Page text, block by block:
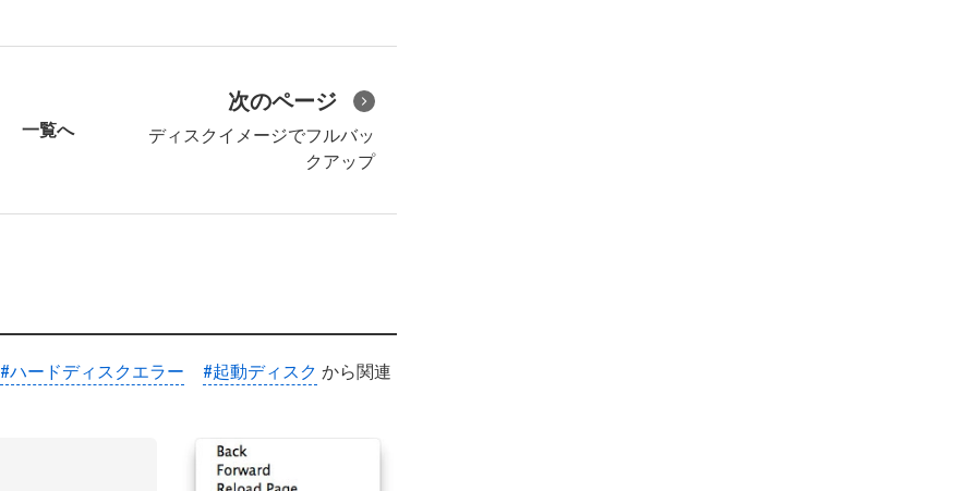
一覧へ
次のページ
ディスクイメージでフルバッ
クアップ
#ハードディスクエラー #起動ディスク から関連